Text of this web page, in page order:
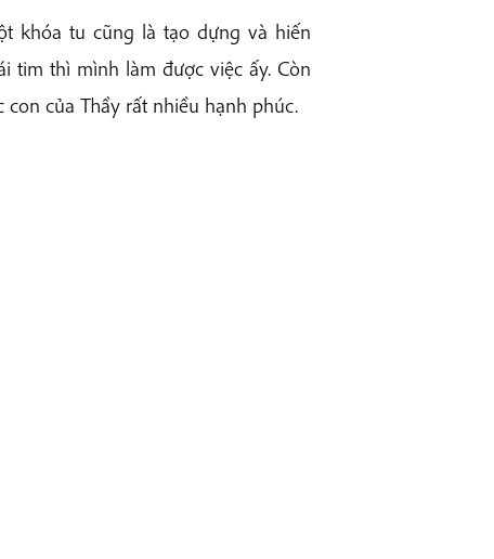
khóa tu cũng là tạo dựng và hiến
thì mình làm được việc ấy. Còn
con của Thầy rất nhiều hạnh phúc.